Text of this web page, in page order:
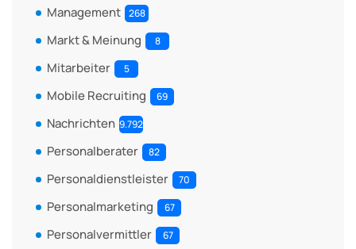
Management 268
Markt & Meinung 8
Mitarbeiter 5
Mobile Recruiting 69
Nachrichten 9.792
Personalberater 82
Personaldienstleister 70
Personalmarketing 67
Personalvermittler 67